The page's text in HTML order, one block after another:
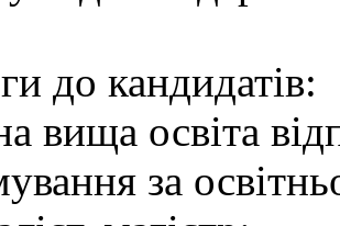
до кандидатів:
вища освіта
за